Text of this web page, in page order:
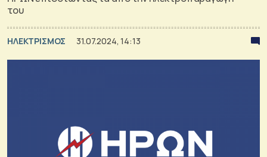
του
ΗΛΕΚΤΡΙΣΜΟΣ 31.07.2024, 14:13